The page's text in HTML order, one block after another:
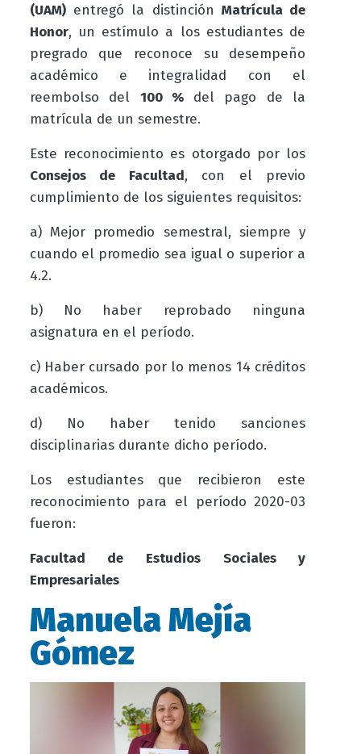
(UAM)entregó la distinción Matrícula de
Honor, un estímulo a los estudiantes de
pregrado que reconoce su desempeño
académico e integralidad con el
reembolso del 100 % del pago de la
matrícula de un semestre.
Este reconocimiento es otorgado por los
Consejos de Facultad, con el previo
cumplimiento de los siguientes requisitos:
a) Mejor promedio semestral, siempre y
cuando el promedio sea igual o superior a
4.2.
b) No haber reprobado ninguna
asignatura en el período.
c) Haber cursado por lo menos 14 créditos
académicos.
d) No haber tenido sanciones
disciplinarias durante dicho período.
Los estudiantes que recibieron este
reconocimiento para el período 2020-03
fueron:
Facultad de Estudios Sociales y
Empresariales
Manuela Mejía
Gómez